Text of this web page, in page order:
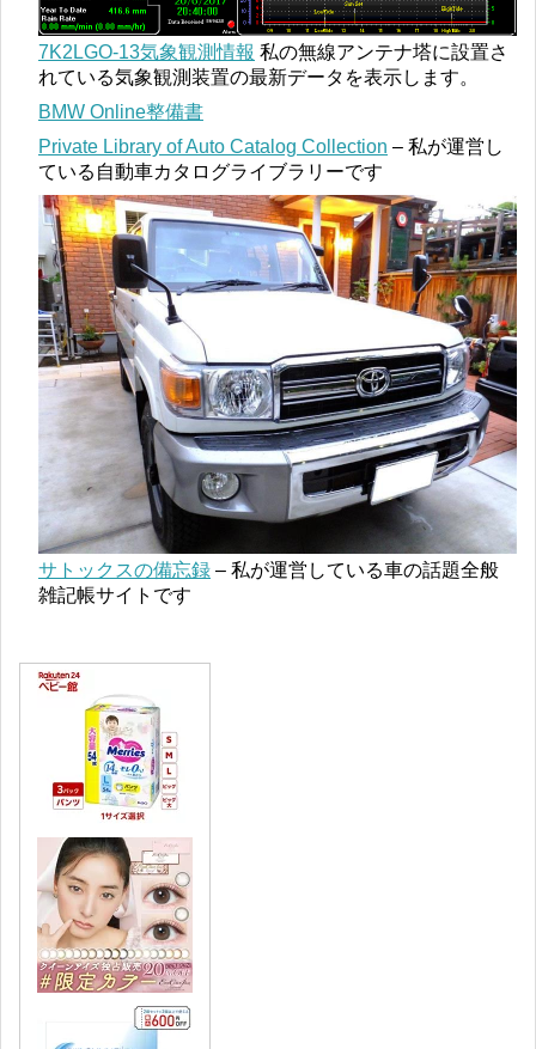
7K2LGO-13気象観測情報 私の無線アンテナ塔に設置さ
れている気象観測装置の最新データを表示します。
BMW Online整備書
Private Library of Auto Catalog Collection – 私が運営し
ている自動車カタログライブラリーです
サトックスの備忘録 – 私が運営している車の話題全般
雑記帳サイトです